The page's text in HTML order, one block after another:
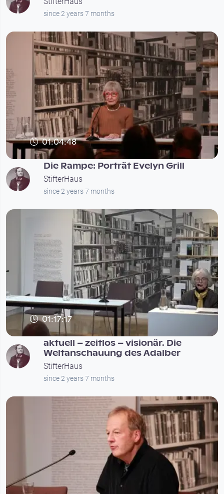
since 2 years 7 months
01:04:48
Die Rampe: Porträt Evelyn Grill
StifterHaus
since 2 years 7 months
01:17:17
aktuell – zeitlos – visionär. Die
Weltanschauung des Adalber
StifterHaus
since 2 years 7 months